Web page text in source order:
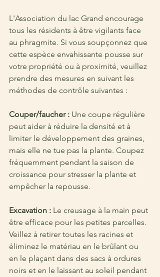
L'Association du lac Grand encourage
tous les résidents à être vigilants face
au phragmite. Si vous soupçonnez que
cette espèce envahissante pousse sur
votre propriété ou à proximité, veuillez
prendre des mesures en suivant les
méthodes de contrôle suivantes :
Couper/faucher : Une coupe régulière
peut aider à réduire la densité et à
limiter le développement des graines,
mais elle ne tue pas la plante. Coupez
fréquemment pendant la saison de
croissance pour stresser la plante et
empêcher la repousse.
Excavation : Le creusage à la main peut
être efficace pour les petites parcelles.
Veillez à retirer toutes les racines et
éliminez le matériau en le brûlant ou
en le plaçant dans des sacs à ordures
noirs et en le laissant au soleil pendant